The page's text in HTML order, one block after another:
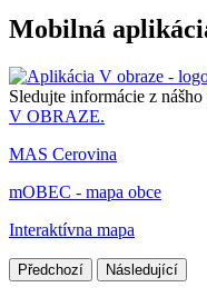
Mobilná
Sledujte informácie z
V OBRAZE.
MAS Cerovina
mOBEC - mapa obce
Interaktívna mapa
Předchozí Následující